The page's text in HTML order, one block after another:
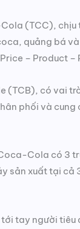
(TCC), chịu
quảng bá
– Product –
(TCB), có vai
phối và cung
Cola có 3
sản xuất tại cả
tay người tiêu